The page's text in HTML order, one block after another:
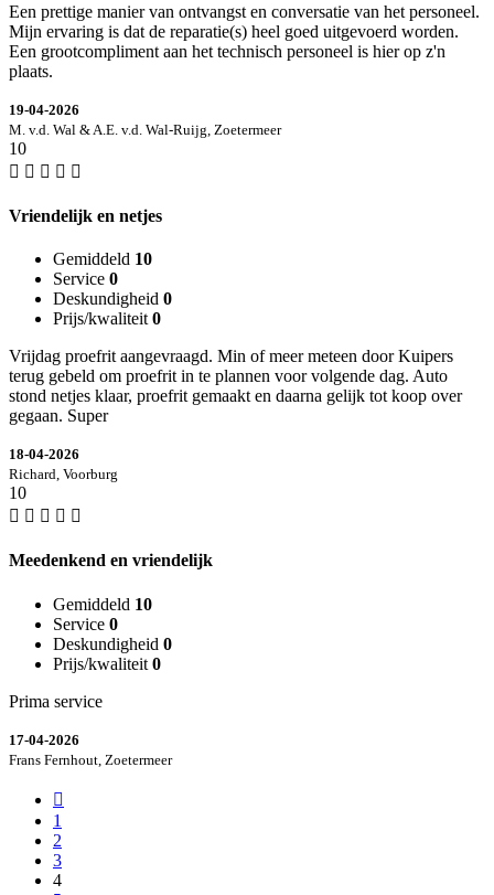
Een prettige manier van ontvangst en conversatie van het personeel.
Mijn ervaring is dat de reparatie(s) heel goed uitgevoerd worden.
Een grootcompliment aan het technisch personeel is hier op z'n
plaats.
19-04-2026
M. v.d. Wal & A.E. v.d. Wal-Ruijg, Zoetermeer
10
Vriendelijk en netjes
Gemiddeld 10
Service 0
Deskundigheid 0
Prijs/kwaliteit 0
Vrijdag proefrit aangevraagd. Min of meer meteen door Kuipers
terug gebeld om proefrit in te plannen voor volgende dag. Auto
stond netjes klaar, proefrit gemaakt en daarna gelijk tot koop over
gegaan. Super
18-04-2026
Richard, Voorburg
10
Meedenkend en vriendelijk
Gemiddeld 10
Service 0
Deskundigheid 0
Prijs/kwaliteit 0
Prima service
17-04-2026
Frans Fernhout, Zoetermeer
1
2
3
4